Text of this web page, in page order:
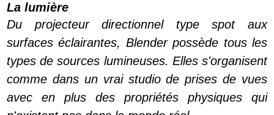
La lumière
Du projecteur directionnel type spot aux
surfaces éclairantes, Blender possède tous les
types de sources lumineuses. Elles s'organisent
comme dans un vrai studio de prises de vues
avec en plus des propriétés physiques qui